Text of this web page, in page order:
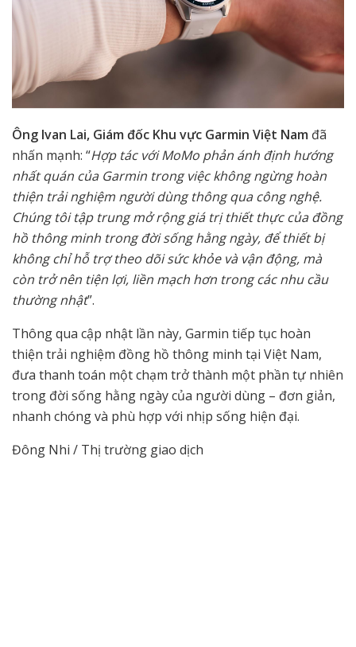
Ông Ivan Lai, Giám đốc Khu vực Garmin Việt Nam đã
nhấn mạnh: “Hợp tác với MoMo phản ánh định hướng
nhất quán của Garmin trong việc không ngừng hoàn
thiện trải nghiệm người dùng thông qua công nghệ.
Chúng tôi tập trung mở rộng giá trị thiết thực của đồng
hồ thông minh trong đời sống hằng ngày, để thiết bị
không chỉ hỗ trợ theo dõi sức khỏe và vận động, mà
còn trở nên tiện lợi, liền mạch hơn trong các nhu cầu
thường nhật”.
Thông qua cập nhật lần này, Garmin tiếp tục hoàn
thiện trải nghiệm đồng hồ thông minh tại Việt Nam,
đưa thanh toán một chạm trở thành một phần tự nhiên
trong đời sống hằng ngày của người dùng – đơn giản,
nhanh chóng và phù hợp với nhịp sống hiện đại.
Đông Nhi / Thị trường giao dịch